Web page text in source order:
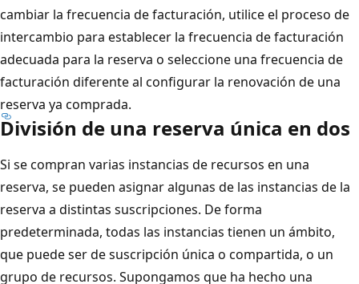
cambiar la frecuencia de facturación, utilice el proceso de
intercambio para establecer la frecuencia de facturación
adecuada para la reserva o seleccione una frecuencia de
facturación diferente al configurar la renovación de una
reserva ya comprada.
División de una reserva única en dos
Si se compran varias instancias de recursos en una
reserva, se pueden asignar algunas de las instancias de la
reserva a distintas suscripciones. De forma
predeterminada, todas las instancias tienen un ámbito,
que puede ser de suscripción única o compartida, o un
grupo de recursos. Supongamos que ha hecho una